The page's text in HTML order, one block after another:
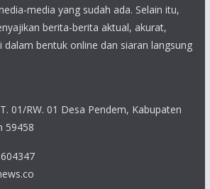
media yang sudah ada. Selain itu,
berita-berita aktual, akurat,
bentuk online dan siaran langsung
01/RW. 01 Desa Pendem, Kabupaten
59458